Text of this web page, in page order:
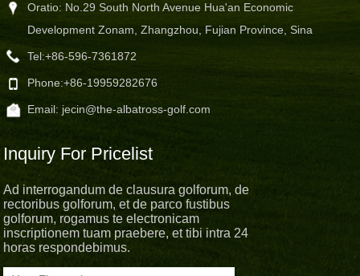
Oratio: No.29 South North Avenue Hua'an Economic
Development Zonam, Zhangzhou, Fujian Province, Sina
Tel:+86-596-7361872
Phone:+86-19959282676
Email: jecin@the-albatross-golf.com
Inquiry For Pricelist
Ad interrogandum de clausura golforum, de
rectoribus golforum, et de parco fustibus
golforum, rogamus te electronicam
inscriptionem tuam praebere, et tibi intra 24
horas respondebimus.